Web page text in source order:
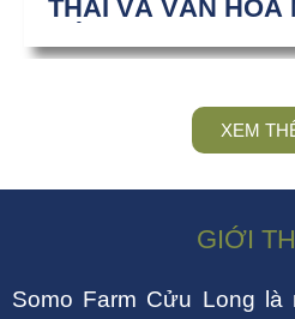
THÁI VÀ VĂN HÓA
XEM
GIỚI
Somo Farm Cửu Long là